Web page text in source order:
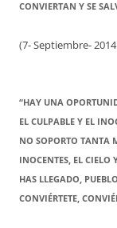
CONVIERTAN Y SE
(7- Septiembre-
“HAY UNA
EL CULPABLE Y EL
NO SOPORTO TANTA
INOCENTES, EL CIELO
HAS LLEGADO,
CONVIÉRTETE,